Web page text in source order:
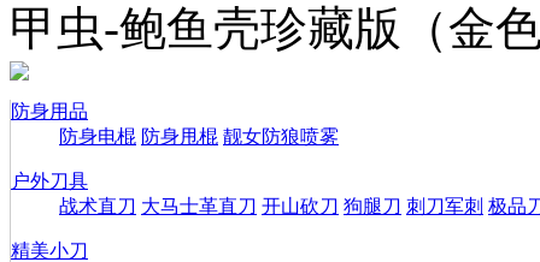
甲虫-鲍鱼壳珍藏版（金
防身用品
防身电棍 防身甩棍 靓女防狼喷雾
户外刀具
战术直刀 大马士革直刀 开山砍刀 狗腿刀 刺刀军刺 极品
精美小刀